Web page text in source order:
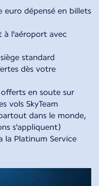
euro dépensé en billets
à l'aéroport avec
standard
dès votre
en soute sur
vols SkyTeam
dans le monde,
s'appliquent)
la Platinum Service